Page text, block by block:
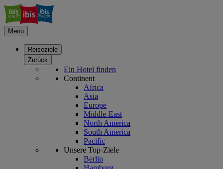
Menü
Reiseziele
Zurück
Ein Hotel finden
Continent
Africa
Asia
Europe
Middle-East
North America
South America
Pacific
Unsere Top-Ziele
Berlin